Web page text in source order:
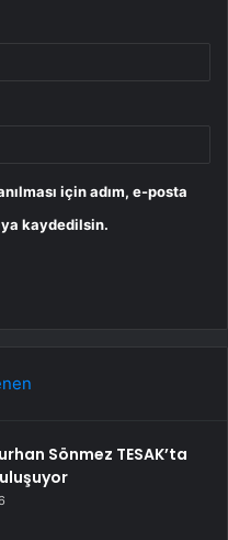
için adım, e-posta
kaydedilsin.
Sönmez TESAK’ta